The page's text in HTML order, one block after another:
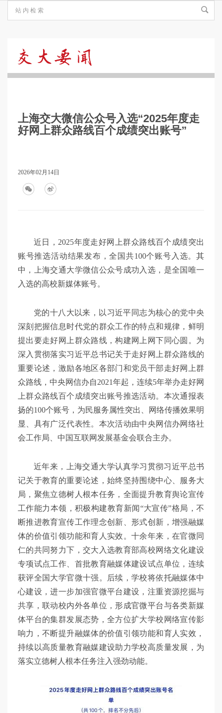
要
上海交大微信公众号入选“2025年度走
好网上群众路线百个成绩突出账号”
2026年02月14日
近日，2025年度走好网上群众路线百个成绩突出
账号推选活动结果发布，全国共100个账号入选。其
中，上海交通大学微信公众号成功入选，是全国唯一
入选的高校新媒体账号。
党的十八大以来，以习近平同志为核心的党中央
深刻把握信息时代党的群众工作的特点和规律，鲜明
提出要走好网上群众路线，构建网上网下同心圆。为
深入贯彻落实习近平总书记关于走好网上群众路线的
重要论述，激励各地区各部门和党员干部走好网上群
众路线，中央网信办自2021年起，连续5年举办走好网
上群众路线百个成绩突出账号推选活动。本次通报表
扬的100个账号，为民服务属性突出、网络传播效果明
显、具有广泛代表性。本次活动由中央网信办网络社
会工作局、中国互联网发展基金会联合主办。
近年来，上海交通大学认真学习贯彻习近平总书
记关于教育的重要论述，始终坚持围绕中心、服务大
局，聚焦立德树人根本任务，全面提升教育舆论宣传
工作能力本领，积极构建教育新闻“大宣传”格局，不
断推进教育宣传工作理念创新、形式创新，增强融媒
体的价值引领功能和育人实效。十余年来，在官微同
仁的共同努力下，交大入选教育部高校网络文化建设
专项试点工作、首批教育融媒体建设试点单位，连续
获评全国大学官微十强。后续，学校将依托融媒体中
心建设，进一步加强官微平台建设，注重资源挖掘与
共享，联动校内外各单位，形成官微平台与各类新媒
体平台的集群发展态势，全方位扩大学校网络宣传影
响力，不断提升融媒体的价值引领功能和育人实效，
持续以高质量教育融媒建设助力学校高质量发展，为
落实立德树人根本任务注入强劲动能。